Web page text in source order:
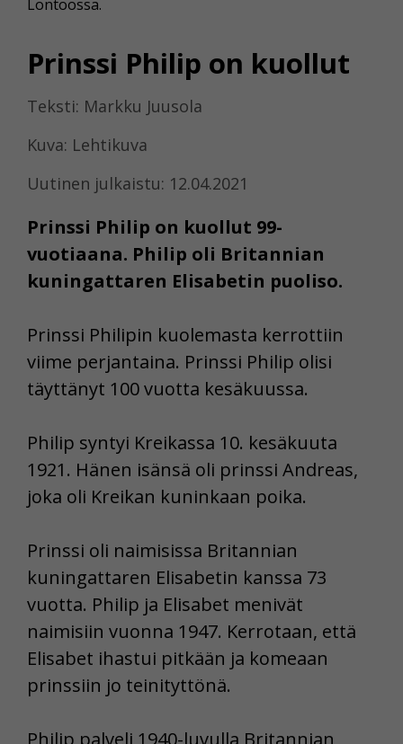
Prinssi Philip on kuollut
Teksti: Markku Juusola
Kuva: Lehtikuva
Uutinen julkaistu: 12.04.2021
Prinssi Philip on kuollut 99-
vuotiaana. Philip oli Britannian
kuningattaren Elisabetin puoliso.
Lontoossa.
Prinssi Philipin kuolemasta kerrottiin
viime perjantaina. Prinssi Philip olisi
täyttänyt 100 vuotta kesäkuussa.
Philip syntyi Kreikassa 10. kesäkuuta
1921. Hänen isänsä oli prinssi Andreas,
joka oli Kreikan kuninkaan poika.
Prinssi oli naimisissa Britannian
kuningattaren Elisabetin kanssa 73
vuotta. Philip ja Elisabet menivät
naimisiin vuonna 1947. Kerrotaan, että
Elisabet ihastui pitkään ja komeaan
prinssiin jo teinityttönä.
Philip palveli 1940-luvulla Britannian